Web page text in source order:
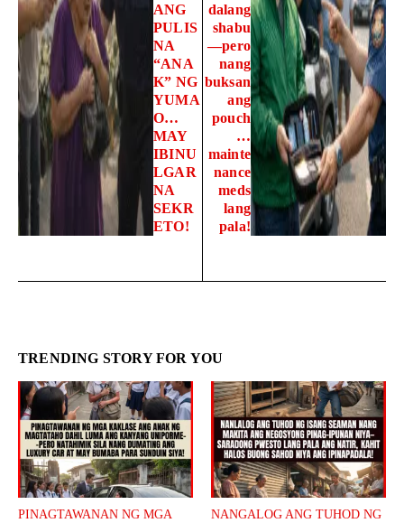
ANG
PULIS
NA
“ANA
K” NG
YUMA
O…
MAY
IBINU
LGAR
NA
SEKR
ETO!
dalang
shabu
—pero
nang
buksan
ang
pouch
…
mainte
nance
meds
lang
pala!
TRENDING STORY FOR YOU
PINAGTAWANAN NG MGA
NANGALOG ANG TUHOD NG